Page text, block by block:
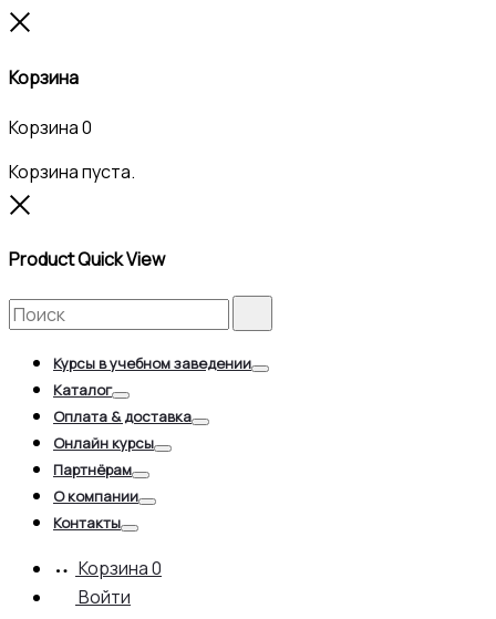
Корзина
Корзина0
Корзина пуста.
Product Quick View
Search
for:
Курсы в учебном заведении
Каталог
Toggle
Оплата & доставка
Онлайн курсы
Партнёрам
О компании
Контакты
Корзина0
Войти